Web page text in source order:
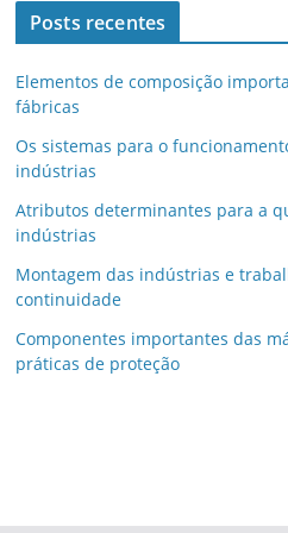
Posts recentes
Elementos de composição
fábricas
Os sistemas para o
indústrias
Atributos determinantes para a
indústrias
Montagem das indústrias e
continuidade
Componentes importantes das
práticas de proteção